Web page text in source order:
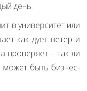
день.
в университет или
как дует ветер и
проверяет – так ли
может быть бизнес-